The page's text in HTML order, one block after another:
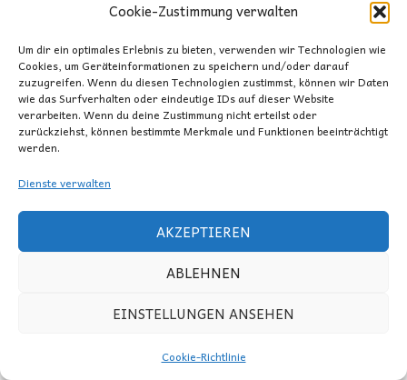
Cookie-Zustimmung verwalten
Um dir ein optimales Erlebnis zu bieten, verwenden wir Technologien wie
Cookies, um Geräteinformationen zu speichern und/oder darauf
zuzugreifen. Wenn du diesen Technologien zustimmst, können wir Daten
wie das Surfverhalten oder eindeutige IDs auf dieser Website
verarbeiten. Wenn du deine Zustimmung nicht erteilst oder
zurückziehst, können bestimmte Merkmale und Funktionen beeinträchtigt
werden.
Dienste verwalten
AKZEPTIEREN
ABLEHNEN
EINSTELLUNGEN ANSEHEN
Cookie-Richtlinie
© 2026 Yoga for Balance.